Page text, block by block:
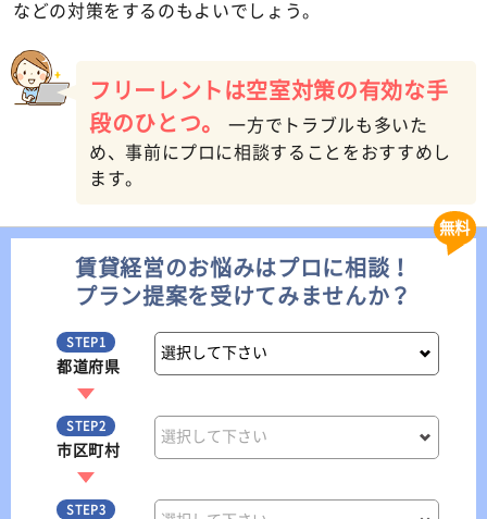
などの対策をするのもよいでしょう。
フリーレントは空室対策の有効な手
段のひとつ。
一方でトラブルも多いた
め、事前にプロに相談することをおすすめし
ます。
賃貸経営のお悩みはプロに相談！
プラン提案を受けてみませんか？
無料
STEP1
都道府県
STEP2
市区町村
STEP3